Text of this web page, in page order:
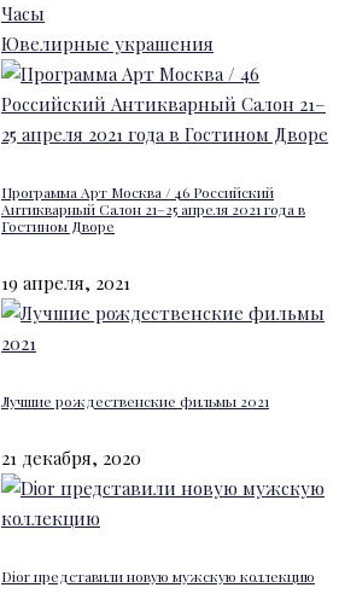
Часы
Ювелирные украшения
Программа Арт Москва / 46 Российский
Антикварный Салон 21–25 апреля 2021 года в
Гостином Дворе
19 апреля, 2021
Лучшие рождественские фильмы 2021
21 декабря, 2020
Dior представили новую мужскую коллекцию